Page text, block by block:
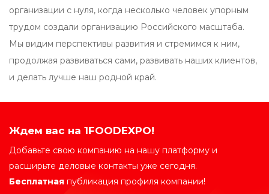
организации с нуля, когда несколько человек упорным
трудом создали организацию Российского масштаба.
Мы видим перспективы развития и стремимся к ним,
продолжая развиваться сами, развивать наших клиентов,
и делать лучше наш родной край.
Ждем вас на 1FOODEXPO!
Добавьте свою компанию на нашу платформу и
расширьте деловые контакты уже сегодня.
Бесплатная публикация профиля компании!